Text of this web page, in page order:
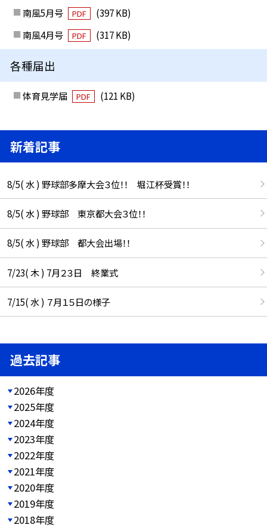
南風5月号
PDF
(397 KB)
南風4月号
PDF (317 KB)
各種届出
体育見学届 PDF (121 KB)
新着記事
8/5( 水 ) 野球部多摩大会３位！！ 堀江杯受賞！！
8/5( 水 ) 野球部 東京都大会３位！！
8/5( 水 ) 野球部 都大会出場！！
7/23( 木 ) 7月２３日 終業式
7/15( 水 ) ７月１５日の様子
過去記事
2026年度
2025年度
2024年度
2023年度
2022年度
2021年度
2020年度
2019年度
2018年度